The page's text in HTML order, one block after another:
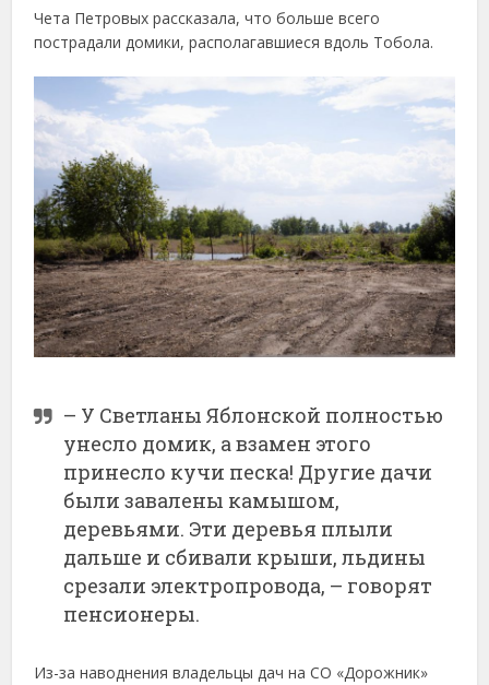
Чета Петровых рассказала, что больше всего
пострадали домики, располагавшиеся вдоль Тобола.
– У Светланы Яблонской полностью
унесло домик, а взамен этого
принесло кучи песка! Другие дачи
были завалены камышом,
деревьями. Эти деревья плыли
дальше и сбивали крыши, льдины
срезали электропровода, – говорят
пенсионеры.
Из-за наводнения владельцы дач на СО «Дорожник»